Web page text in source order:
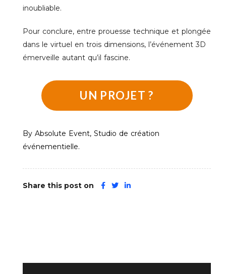
inoubliable.
Pour conclure, entre prouesse technique et plongée
dans le virtuel en trois dimensions, l’événement 3D
émerveille autant qu’il fascine.
UN PROJET ?
By Absolute Event, Studio de création
événementielle.
Share this post on